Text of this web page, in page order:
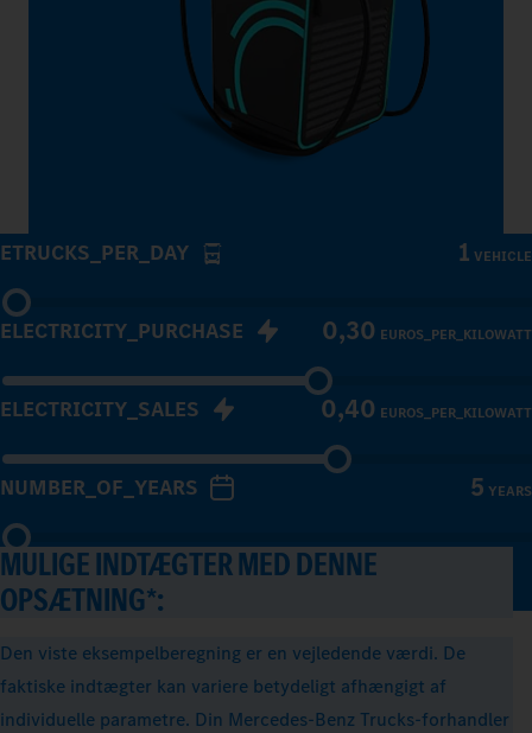
ETRUCKS_PER_DAY 1 VEHICLE
ELECTRICITY_PURCHASE 0,30 EUROS_PER_KILOWATT
ELECTRICITY_SALES 0,40 EUROS_PER_KILOWATT
NUMBER_OF_YEARS 5 YEARS
MULIGE INDTÆGTER MED DENNE
OPSÆTNING*:
Den viste eksempelberegning er en vejledende værdi. De
faktiske indtægter kan variere betydeligt afhængigt af
individuelle parametre. Din Mercedes-Benz Trucks-forhandler